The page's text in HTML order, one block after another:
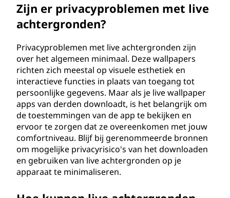
Zijn er privacyproblemen met live
achtergronden?
Privacyproblemen met live achtergronden zijn
over het algemeen minimaal. Deze wallpapers
richten zich meestal op visuele esthetiek en
interactieve functies in plaats van toegang tot
persoonlijke gegevens. Maar als je live wallpaper
apps van derden downloadt, is het belangrijk om
de toestemmingen van de app te bekijken en
ervoor te zorgen dat ze overeenkomen met jouw
comfortniveau. Blijf bij gerenommeerde bronnen
om mogelijke privacyrisico's van het downloaden
en gebruiken van live achtergronden op je
apparaat te minimaliseren.